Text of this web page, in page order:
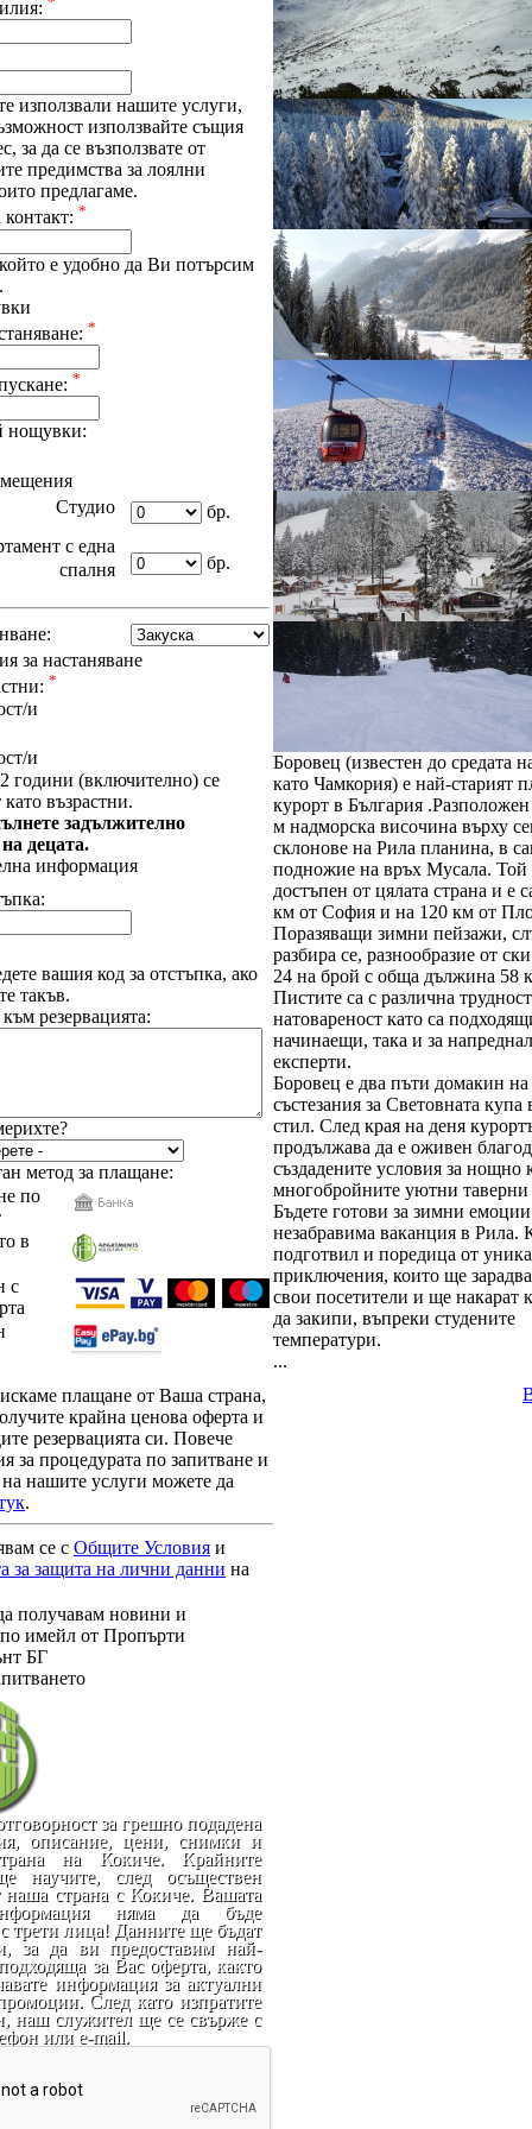
използвали нашите услуги,
използвайте същия
за да се възползвате от
предимства за лоялни
предлагаме.
*
е удобно да Ви потърсим
*
*
нощувки:
Студио
бр.
с една
спалня
бр.
за настаняване
*
и
и
години (включително) се
като възрастни.
задължително
децата.
информация
вашия код за отстъпка, ако
такъв.
резервацията:
метод за плащане:
по
в
с
плащане от Ваша страна,
крайна ценова оферта и
резервацията си. Повече
за процедурата по запитване и
нашите услуги можете да
.
се с Общите Условия и
за защита на лични данни на
получавам новини и
имейл от Пропърти
БГ
за грешно подадена
описание, цени, снимки и
на Кокиче. Крайните
научите, след осъществен
наша страна с Кокиче. Вашата
няма да бъде
трети лица! Данните ще бъдат
за да ви предоставим най-
за Вас оферта, както
информация за актуални
След като изпратите
наш служител ще се свърже с
или e-mail.
Боровец (известен до средата
като Чамкория) е най-старият
курорт в България
м надморска височина върху
склонове на Рила планина, в
подножие на връх Мусала. Той
достъпен от цялата страна и е
км от София и на 120 км от
Поразяващи зимни пейзажи,
разбира се, разнообразие от
24 на брой с обща дължина 58
Пистите са с различна
натовареност като са
начинаещи, така и за
експерти.
Боровец е два пъти домакин на
състезания за Световната
стил. След края на деня
продължава да е оживен
създадените условия за нощно
многобройните уютни таверни
Бъдете готови за зимни
незабравима ваканция в Рила.
подготвил и поредица от
приключения, които ще
свои посетители и ще накарат
да закипи, въпреки студените
температури.
...